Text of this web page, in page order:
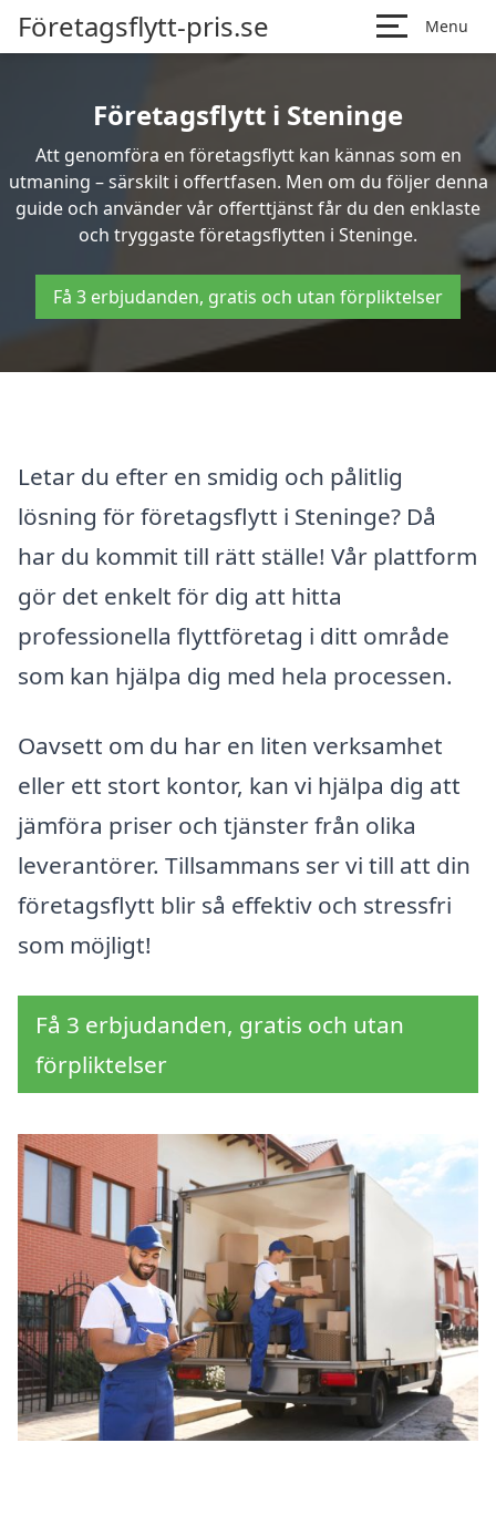
Företagsflytt-pris.se Menu
Företagsflytt i Steninge
Att genomföra en företagsflytt kan kännas som en
utmaning – särskilt i offertfasen. Men om du följer denna
guide och använder vår offerttjänst får du den enklaste
och tryggaste företagsflytten i Steninge.
Få 3 erbjudanden, gratis och utan förpliktelser
Letar du efter en smidig och pålitlig
lösning för företagsflytt i Steninge? Då
har du kommit till rätt ställe! Vår plattform
gör det enkelt för dig att hitta
professionella flyttföretag i ditt område
som kan hjälpa dig med hela processen.
Oavsett om du har en liten verksamhet
eller ett stort kontor, kan vi hjälpa dig att
jämföra priser och tjänster från olika
leverantörer. Tillsammans ser vi till att din
företagsflytt blir så effektiv och stressfri
som möjligt!
Få 3 erbjudanden, gratis och utan
förpliktelser